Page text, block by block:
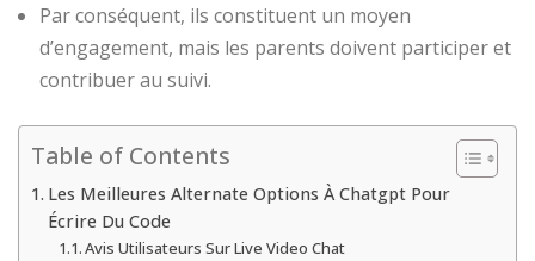
Par conséquent, ils constituent un moyen
d’engagement, mais les parents doivent participer et
contribuer au suivi.
Table of Contents
Les Meilleures Alternate Options À Chatgpt Pour
Écrire Du Code
Avis Utilisateurs Sur Live Video Chat